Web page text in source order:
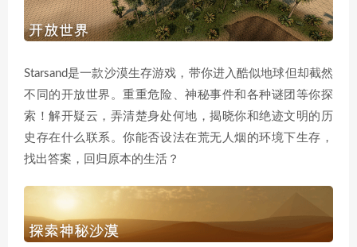
Starsand是一款沙漠生存游戏，带你进入酷似地球但却截然
不同的开放世界。重重危险、神秘事件和各种谜团等你探
索！解开疑云，弄清楚身处何地，揭晓你和绝迹文明的历
史存在什么联系。你能否设法在荒无人烟的环境下生存，
找出答案，回归原本的生活？